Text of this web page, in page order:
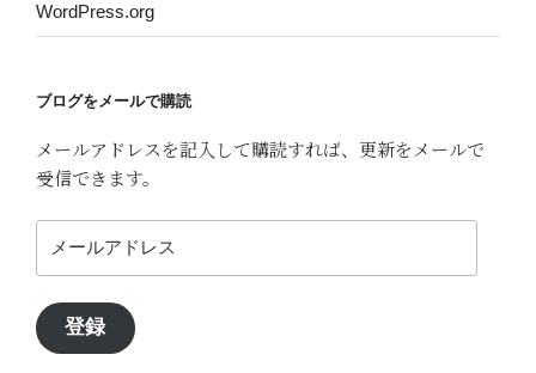
WordPress.org
ブログをメールで購読
メールアドレスを記入して購読すれば、更新をメールで
受信できます。
ー
ア
ド
登録